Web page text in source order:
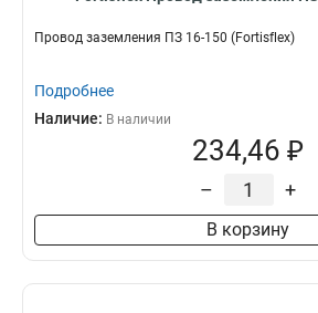
Провод заземления ПЗ 16-150 (Fortisflex)
Подробнее
Наличие: В наличии
234,46 ₽
– +
В корзину